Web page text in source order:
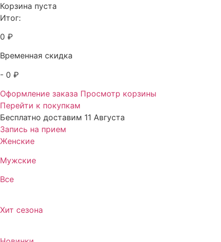
Корзина пуста
Итог:
0 ₽
Временная скидка
- 0 ₽
Оформление заказа Просмотр корзины
Перейти к покупкам
Бесплатно доставим 11 Августа
Запись на прием
Женские
Мужские
Все
Хит сезона